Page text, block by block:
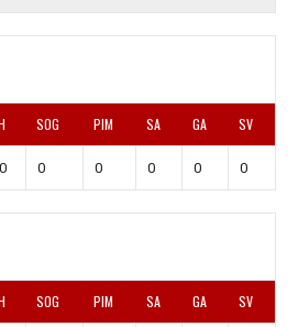
SOG PIM SA GA SV
0 0 0 0 0 0
SOG PIM SA GA SV